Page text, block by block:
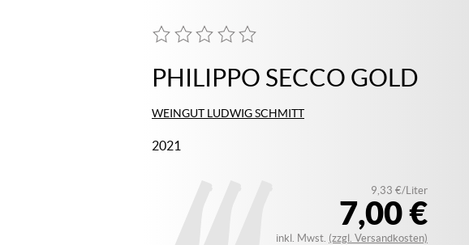
PHILIPPO SECCO GOLD
WEINGUT LUDWIG SCHMITT
2021
7,00 €
9,33 €/Liter
inkl. Mwst. (zzgl. Versandkosten)